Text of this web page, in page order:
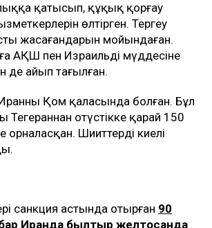
қатысып, құқық қорғау
өлтірген. Тергеу
жасағандарын мойындаған.
АҚШ пен Израильдің мүддесіне
де айып тағылған.
Қом қаласында болған. Бұл
Тегераннан оңтүстікке қарай 150
Шииттердің киелі
санкция астында отырған 90
Иранда былтыр желтоқсанда